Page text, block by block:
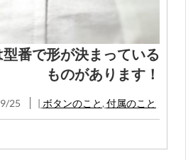
型番で形が決まっている
ものがあります！
25 | ボタンのこと , 付属のこと